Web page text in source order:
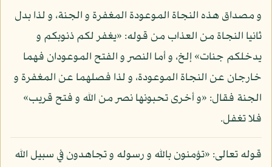
و مصداق هذه النجاة الموعودة المغفرة و الجنة، و لذا بدل
ثانيا النجاة من العذاب من قوله: «يغفر لكم ذنوبكم و
يدخلكم جنات» إلخ، و أما النصر و الفتح الموعودان فهما
خارجان عن النجاة الموعودة، و لذا فصلهما عن المغفرة و
الجنة فقال: «و أخرى تحبونها نصر من الله و فتح قريب»
فلا تغفل.
قوله تعالى: «تؤمنون بالله و رسوله و تجاهدون في سبيل الله